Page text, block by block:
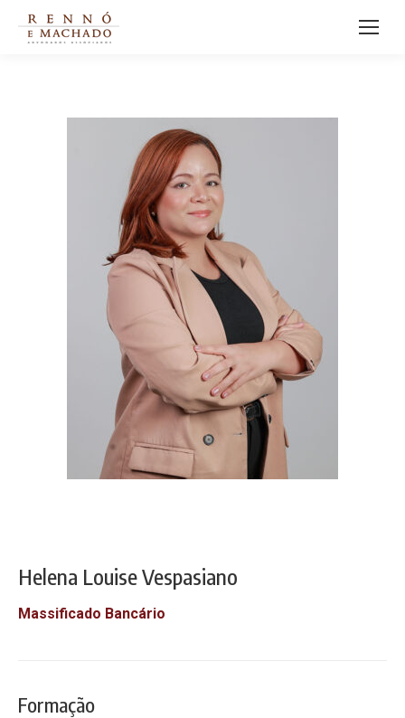
Helena Louise Vespasiano
Massificado Bancário
Formação